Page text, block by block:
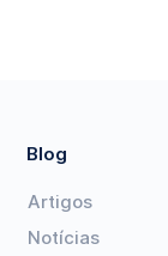
Blog
Artigos
Notícias